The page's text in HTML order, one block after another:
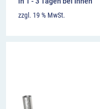
zzgl. 19 % MwSt.